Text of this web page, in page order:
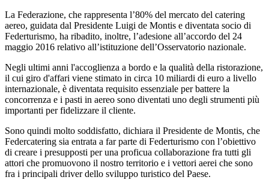
La Federazione, che rappresenta l’80% del mercato del catering
aereo, guidata dal Presidente Luigi de Montis e diventata socio di
Federturismo, ha ribadito, inoltre, l’adesione all’accordo del 24
maggio 2016 relativo all’istituzione dell’Osservatorio nazionale.
Negli ultimi anni l'accoglienza a bordo e la qualità della ristorazione,
il cui giro d'affari viene stimato in circa 10 miliardi di euro a livello
internazionale, è diventata requisito essenziale per battere la
concorrenza e i pasti in aereo sono diventati uno degli strumenti più
importanti per fidelizzare il cliente.
Sono quindi molto soddisfatto, dichiara il Presidente de Montis, che
Federcatering sia entrata a far parte di Federturismo con l’obiettivo
di creare i presupposti per una proficua collaborazione fra tutti gli
attori che promuovono il nostro territorio e i vettori aerei che sono
fra i principali driver dello sviluppo turistico del Paese.